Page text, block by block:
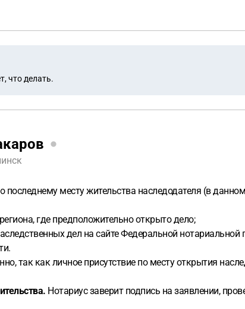
что делать.
последнему месту жительства наследодателя (в
где предположительно открыто дело;
дел на сайте Федеральной
так как личное присутствие по месту открытия
Нотариус заверит подпись на заявлении,